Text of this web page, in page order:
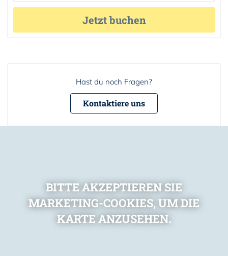
Jetzt buchen
Hast du noch Fragen?
Kontaktiere uns
BITTE AKZEPTIEREN SIE
MARKETING-COOKIES, UM DIE
KARTE ANZUSEHEN.